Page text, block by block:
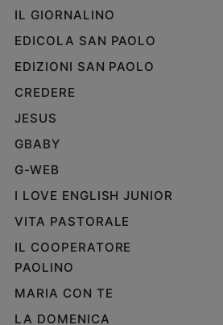
IL GIORNALINO
EDICOLA SAN PAOLO
EDIZIONI SAN PAOLO
CREDERE
JESUS
GBABY
G-WEB
I LOVE ENGLISH JUNIOR
VITA PASTORALE
IL COOPERATORE
PAOLINO
MARIA CON TE
LA DOMENICA